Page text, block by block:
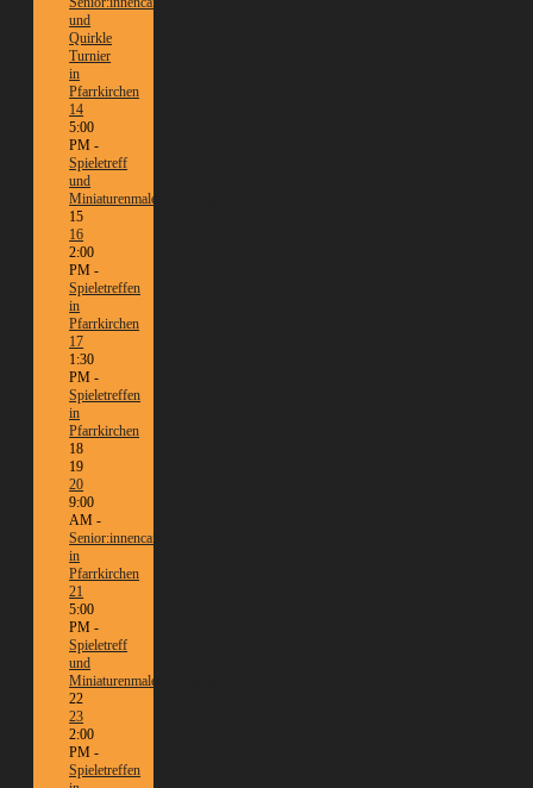
und
Quirkle
Turnier
in
Pfarrkirchen
14
5:00
PM -
Spieletreff
und
Miniaturenmalen/Tabletop
15
16
2:00
PM -
Spieletreffen
in
Pfarrkirchen
17
1:30
PM -
Spieletreffen
in
Pfarrkirchen
18
19
20
9:00
AM -
Senior:innencafé
in
Pfarrkirchen
21
5:00
PM -
Spieletreff
und
Miniaturenmalen/Tabletop
22
23
2:00
PM -
Spieletreffen